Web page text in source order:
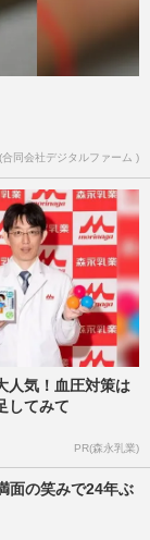
合同会社デジタルファーム )
人気！血圧対策は
してみて
PR(森永乳業)
面の笑みで24年ぶ